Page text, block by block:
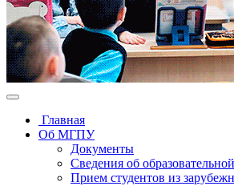
Главная
Об МГПУ
Документы
Сведения об
Прием студентов из